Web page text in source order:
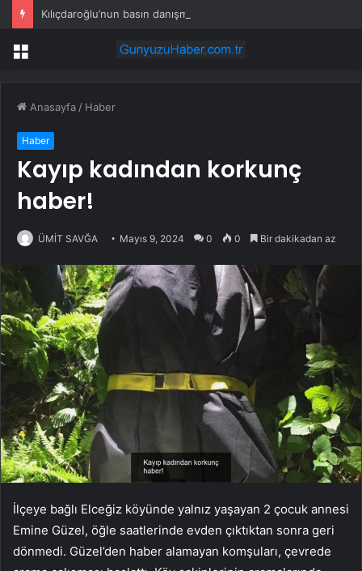
Menü
Anasayfa / Haber
Haber
Kayıp kadından korkunç
haber!
ÜMİT SAVĞA Mayıs 9, 2024 0 0 Bir dakikadan az
İlçeye bağlı Elceğiz köyünde yalnız yaşayan 2 çocuk annesi
Emine Güzel, öğle saatlerinde evden çıktıktan sonra geri
dönmedi. Güzel’den haber alamayan komşuları, çevrede